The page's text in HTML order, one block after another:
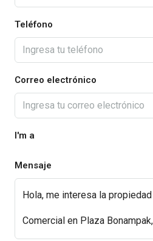
Teléfono
Correo electrónico
I'm a
Mensaje